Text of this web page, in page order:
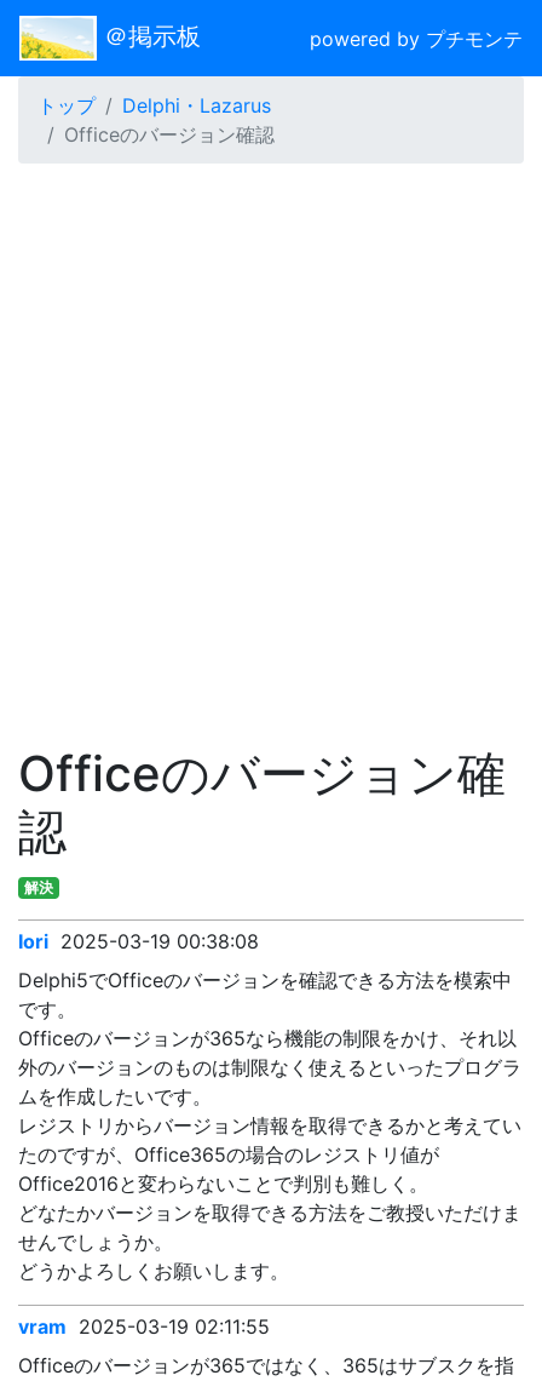
＠掲示板 powered by プチモンテ
トップ
Delphi・Lazarus
Officeのバージョン確認
Officeのバージョン確
認
解決
Iori 2025-03-19 00:38:08
Delphi5でOfficeのバージョンを確認できる方法を模索中
です。
Officeのバージョンが365なら機能の制限をかけ、それ以
外のバージョンのものは制限なく使えるといったプログラ
ムを作成したいです。
レジストリからバージョン情報を取得できるかと考えてい
たのですが、Office365の場合のレジストリ値が
Office2016と変わらないことで判別も難しく。
どなたかバージョンを取得できる方法をご教授いただけま
せんでしょうか。
どうかよろしくお願いします。
vram 2025-03-19 02:11:55
Officeのバージョンが365ではなく、365はサブスクを指